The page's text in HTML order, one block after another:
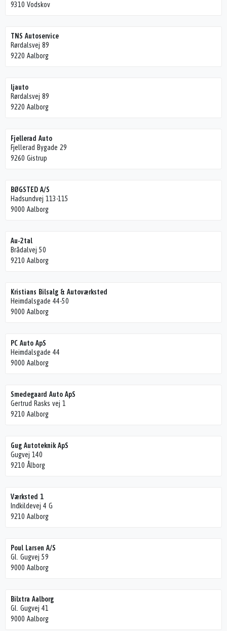
9310 Vodskov
TNS Autoservice
Rørdalsvej 89
9220 Aalborg
ljauto
Rørdalsvej 89
9220 Aalborg
Fjellerad Auto
Fjellerad Bygade 29
9260 Gistrup
BØGSTED A/S
Hadsundvej 113-115
9000 Aalborg
Au-2tal
Brådalvej 50
9210 Aalborg
Kristians Bilsalg & Autoværksted
Heimdalsgade 44-50
9000 Aalborg
PC Auto ApS
Heimdalsgade 44
9000 Aalborg
Smedegaard Auto ApS
Gertrud Rasks vej 1
9210 Aalborg
Gug Autoteknik ApS
Gugvej 140
9210 Ålborg
Værksted 1
Indkildevej 4 G
9210 Aalborg
Poul Larsen A/S
Gl. Gugvej 59
9000 Aalborg
Bilxtra Aalborg
Gl. Gugvej 41
9000 Aalborg